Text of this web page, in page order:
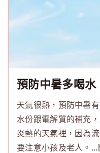
預防中暑多喝水
天氣很熱，預防中暑
水份跟電解質的補充
炎熱的天氣裡，因為
要注意小孩及老人。